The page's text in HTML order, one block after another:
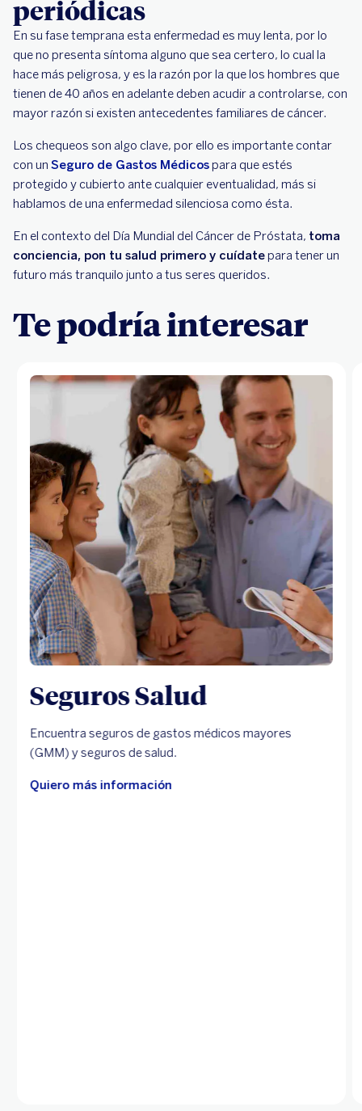
periódicas
En su fase temprana esta enfermedad es muy lenta, por lo
que no presenta síntoma alguno que sea certero, lo cual la
hace más peligrosa, y es la razón por la que los hombres que
tienen de 40 años en adelante deben acudir a controlarse, con
mayor razón si existen antecedentes familiares de cáncer.
Los chequeos son algo clave, por ello es importante contar
con un Seguro de Gastos Médicospara que estés
protegido y cubierto ante cualquier eventualidad, más si
hablamos de una enfermedad silenciosa como ésta.
En el contexto del Día Mundial del Cáncer de Próstata, toma
conciencia, pon tu salud primero y cuídatepara tener un
futuro más tranquilo junto a tus seres queridos.
Te podría interesar
Seguros Salud
Encuentra seguros de gastos médicos mayores
(GMM) y seguros de salud.
Quiero más información